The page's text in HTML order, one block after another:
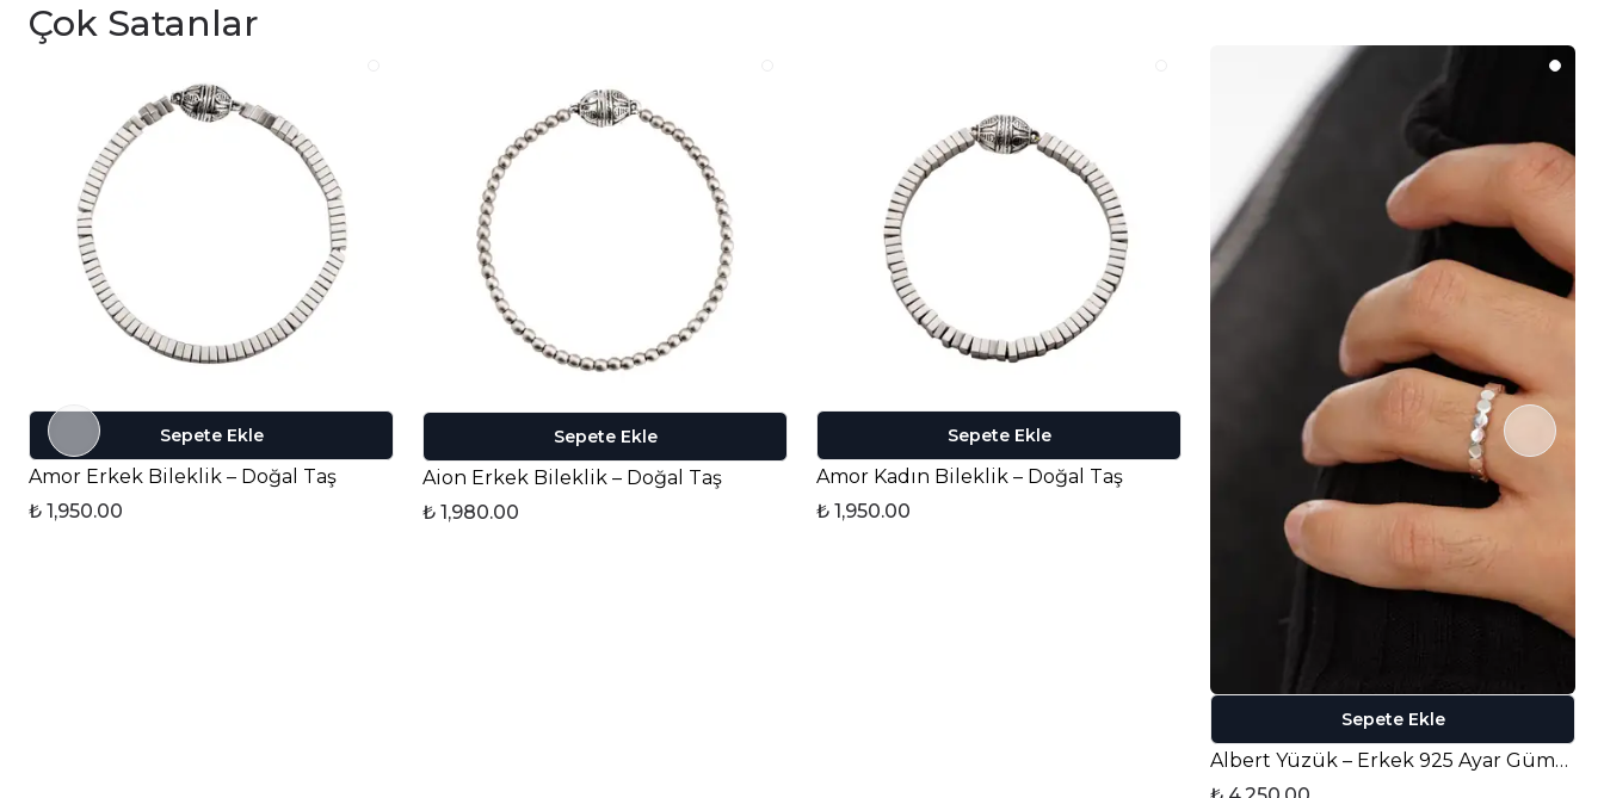
Çok Satanlar
Sepete Ekle
Amor Erkek Bileklik – Doğal Taş
₺ 1,950.00
Sepete Ekle
Aion Erkek Bileklik – Doğal Taş
₺ 1,980.00
Sepete Ekle
Amor Kadın Bileklik – Doğal Taş
₺ 1,950.00
Sepete Ekle
Albert Yüzük – Erkek 925 Ayar Gümüş